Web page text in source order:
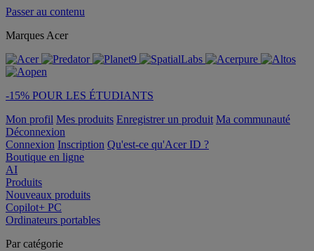
Passer au contenu
Marques Acer
-15% POUR LES ÉTUDIANTS
Mon profil Mes produits Enregistrer un produit Ma communauté
Déconnexion
Connexion Inscription Qu'est-ce qu'Acer ID ?
Boutique en ligne
AI
Produits
Nouveaux produits
Copilot+ PC
Ordinateurs portables
Par catégorie